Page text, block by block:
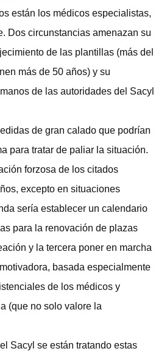
están los médicos especialistas,
Dos circunstancias amenazan su
de las plantillas (más del
más de 50 años) y su
de las autoridades del Sacyl
de gran calado que podrían
para tratar de paliar la situación.
forzosa de los citados
excepto en situaciones
sería establecer un calendario
para la renovación de plazas
y la tercera poner en marcha
basada especialmente
de los médicos y
(que no solo valore la
Sacyl se están tratando estas